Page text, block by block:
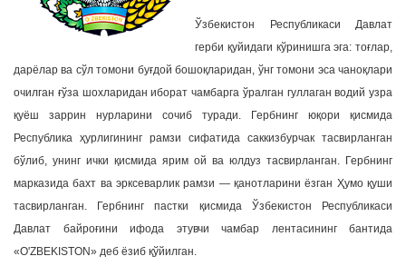
Ўзбекистон Республикаси Давлат
герби қуйидаги кўринишга эга: тоғлар,
дарёлар ва сўл томони буғдой бошоқларидан, ўнг томони эса чаноқлари
очилган ғўза шохларидан иборат чамбарга ўралган гуллаган водий узра
қуёш заррин нурларини сочиб туради. Гербнинг юқори қисмида
Республика ҳурлигининг рамзи сифатида саккизбурчак тасвирланган
бўлиб, унинг ички қисмида ярим ой ва юлдуз тасвирланган. Гербнинг
марказида бахт ва эрксеварлик рамзи — қанотларини ёзган Ҳумо қуши
тасвирланган. Гербнинг пастки қисмида Ўзбекистон Республикаси
Давлат байроғини ифода этувчи чамбар лентасининг бантида
«O'ZBEKISTON» деб ёзиб қўйилган.